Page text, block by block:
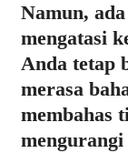
Namun,
mengatasi
Anda tetap
merasa
membahas